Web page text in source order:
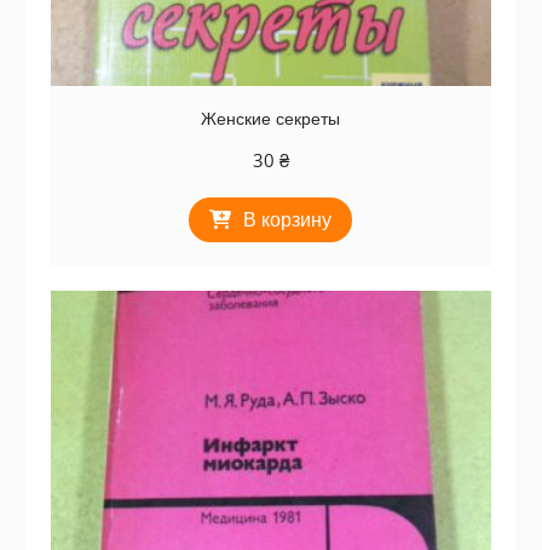
Женские секреты
30 ₴
В корзину